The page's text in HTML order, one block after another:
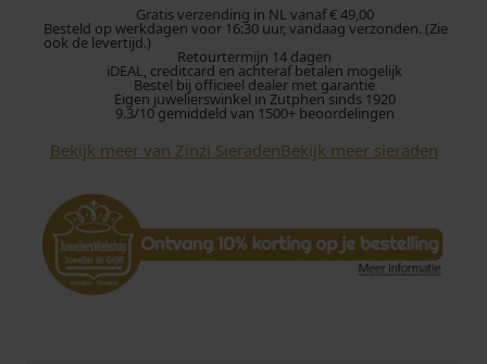
C
o
l
i
r
r
g
Gratis verzending in NL vanaf € 49,00
Besteld op werkdagen voor 16:30 uur, vandaag verzonden. (Zie
ook de levertijd.)
Retourtermijn 14 dagen
iDEAL, creditcard en achteraf betalen mogelijk
Bestel bij officieel dealer met garantie
Eigen juwelierswinkel in Zutphen sinds 1920
9.3/10 gemiddeld van 1500+ beoordelingen
Bekijk meer van Zinzi SieradenBekijk meer sieraden